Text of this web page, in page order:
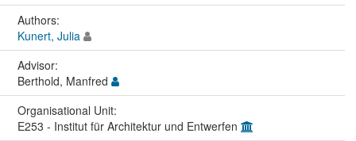
Authors:
Kunert, Julia
Advisor:
Berthold, Manfred
Organisational Unit:
E253 - Institut für Architektur und Entwerfen